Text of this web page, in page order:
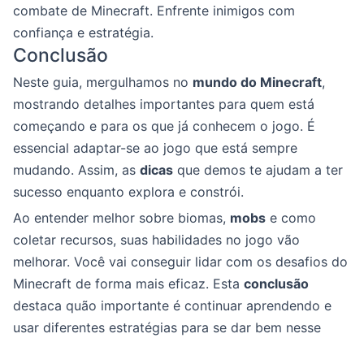
combate de Minecraft. Enfrente inimigos com
confiança e estratégia.
Conclusão
Neste guia, mergulhamos no mundo do Minecraft,
mostrando detalhes importantes para quem está
começando e para os que já conhecem o jogo. É
essencial adaptar-se ao jogo que está sempre
mudando. Assim, as dicas que demos te ajudam a ter
sucesso enquanto explora e constrói.
Ao entender melhor sobre biomas, mobs e como
coletar recursos, suas habilidades no jogo vão
melhorar. Você vai conseguir lidar com os desafios do
Minecraft de forma mais eficaz. Esta conclusão
destaca quão importante é continuar aprendendo e
usar diferentes estratégias para se dar bem nesse